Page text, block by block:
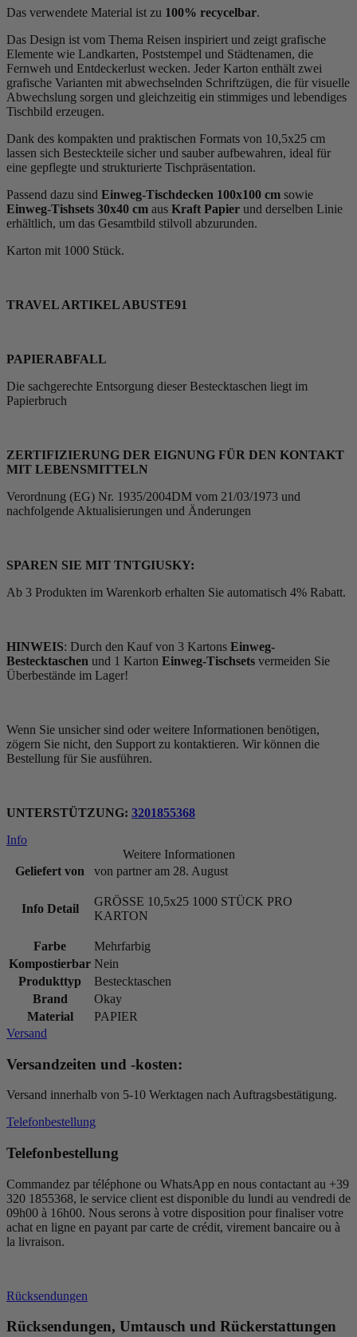
Das verwendete Material ist zu 100% recycelbar.
Das Design ist vom Thema Reisen inspiriert und zeigt grafische
Elemente wie Landkarten, Poststempel und Städtenamen, die
Fernweh und Entdeckerlust wecken. Jeder Karton enthält zwei
grafische Varianten mit abwechselnden Schriftzügen, die für visuelle
Abwechslung sorgen und gleichzeitig ein stimmiges und lebendiges
Tischbild erzeugen.
Dank des kompakten und praktischen Formats von 10,5x25 cm
lassen sich Besteckteile sicher und sauber aufbewahren, ideal für
eine gepflegte und strukturierte Tischpräsentation.
Passend dazu sind Einweg-Tischdecken 100x100 cm sowie
Einweg-Tishsets 30x40 cm aus Kraft Papier und derselben Linie
erhältlich, um das Gesamtbild stilvoll abzurunden.
Karton mit 1000 Stück.
TRAVEL ARTIKEL ABUSTE91
PAPIERABFALL
Die sachgerechte Entsorgung dieser Bestecktaschen liegt im
Papierbruch
ZERTIFIZIERUNG DER EIGNUNG FÜR DEN KONTAKT
MIT LEBENSMITTELN
Verordnung (EG) Nr. 1935/2004DM vom 21/03/1973 und
nachfolgende Aktualisierungen und Änderungen
SPAREN SIE MIT TNTGIUSKY:
Ab 3 Produkten im Warenkorb erhalten Sie automatisch 4% Rabatt.
HINWEIS: Durch den Kauf von 3 Kartons Einweg-
Bestecktaschen und 1 Karton Einweg-Tischsets vermeiden Sie
Überbestände im Lager!
Wenn Sie unsicher sind oder weitere Informationen benötigen,
zögern Sie nicht, den Support zu kontaktieren. Wir können die
Bestellung für Sie ausführen.
UNTERSTÜTZUNG: 3201855368
Info
Weitere Informationen
Geliefert von
von partner am 28. August
Info Detail
GRÖSSE 10,5x25 1000 STÜCK PRO
KARTON
Farbe
Mehrfarbig
Kompostierbar Nein
Produkttyp
Bestecktaschen
Brand
Okay
Material
PAPIER
Versand
Versandzeiten und -kosten:
Versand innerhalb von 5-10 Werktagen nach Auftragsbestätigung.
Telefonbestellung
Telefonbestellung
Commandez par téléphone ou WhatsApp en nous contactant au +39
320 1855368, le service client est disponible du lundi au vendredi de
09h00 à 16h00. Nous serons à votre disposition pour finaliser votre
achat en ligne en payant par carte de crédit, virement bancaire ou à
la livraison.
Rücksendungen
Rücksendungen, Umtausch und Rückerstattungen